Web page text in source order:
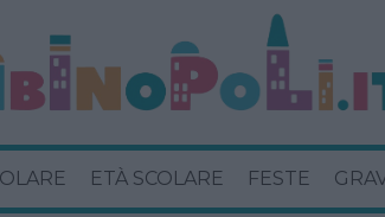
ETÀ SCOLARE FESTE